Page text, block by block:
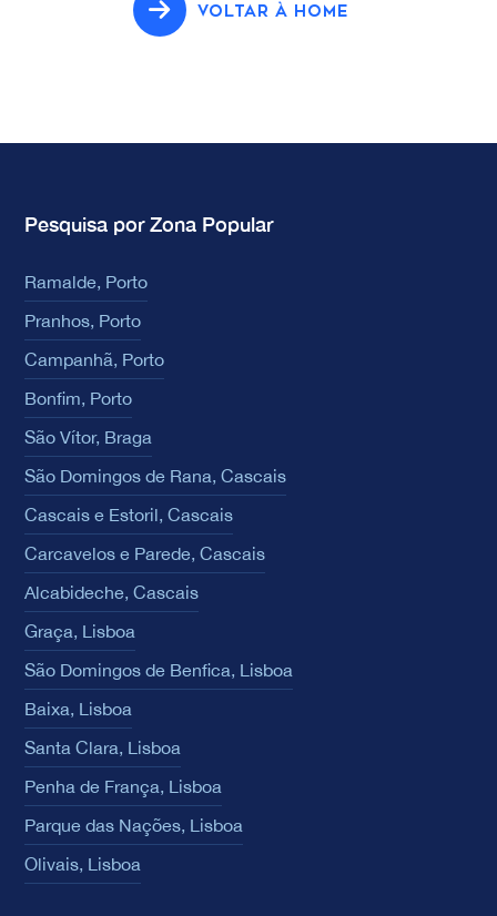
VOLTAR À HOME
Pesquisa por Zona Popular
Ramalde, Porto
Pranhos, Porto
Campanhã, Porto
Bonfim, Porto
São Vítor, Braga
São Domingos de Rana, Cascais
Cascais e Estoril, Cascais
Carcavelos e Parede, Cascais
Alcabideche, Cascais
Graça, Lisboa
São Domingos de Benfica, Lisboa
Baixa, Lisboa
Santa Clara, Lisboa
Penha de França, Lisboa
Parque das Nações, Lisboa
Olivais, Lisboa